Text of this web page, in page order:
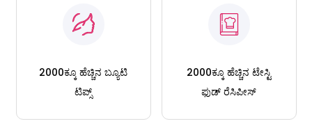
2000ಕ್ಕೂ ಹೆಚ್ಚಿನ ಬ್ಯೂಟಿ
ಟಿಪ್ಸ್
2000ಕ್ಕೂ ಹೆಚ್ಚಿನ ಟೇಸ್ಟಿ
ಫುಡ್ ರೆಸಿಪೀಸ್